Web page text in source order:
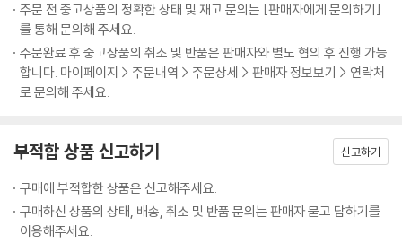
전히 끝나지 않은 일이다. 당대 사회가 그를 향해 가했던 비난과 억압, 여성
이라는 이유로 자유로운 연애와 직업 활동, 자기표현을 금기시했던 분위기
는 오늘날에도 다양한 형태로 반복되고 있다. 결혼과 출산, 육아를 둘러싼
선택을 여성 개인의 삶이 아닌 ‘당연한 의무’처럼 강요하는 사회적 시선, 경
력 단절과 임금 격차 같은 구조적 차별, 온라인 공간 등에서 여성을 향한 혐
한 여성들이 자신의 목소리를 자유롭게 내는 일 역시 여전히 쉽지 않다. 다
양한 낙인과 조롱이 일상화되어 있고, SNS나 댓글 문화 속에서도 여성의
존재 자체를 폄하하거나 침묵시키려는 시도가 끊이지 않는다.
그렇기에 나혜석의 삶을 다시 살피는 일은 단순히 과거를 복원하거나 기념
나지 않은 일임을 절감한다. 『내 마음 하나 잊지 말자는 것이다』는 단순한
전기가 아니다. 여성의 독립과 자유를 외쳤던 한 혁명가의 이야기이자, 지
금도 계속되고 있는 우리 시대의 이야기다. 잊힌 이름을 다시 부르고, 침묵
속에 있던 목소리를 꺼내는 작업. 바로 이 책을 통해 우리는 나혜석이 꿈꾸
었던 세계를 함께 상상할 수 있다.
주문 전 중고상품의 정확한 상태 및 재고 문의는 [판매자에게 문의하기]
를 통해 문의해 주세요.
주문완료 후 중고상품의 취소 및 반품은 판매자와 별도 협의 후 진행 가능
합니다. 마이페이지 > 주문내역 > 주문상세 > 판매자 정보보기 > 연락처
로 문의해 주세요.
부적합 상품 신고하기 신고하기
구매에 부적합한 상품은 신고해주세요.
구매하신 상품의 상태, 배송, 취소 및 반품 문의는 판매자 묻고 답하기를
이용해주세요.